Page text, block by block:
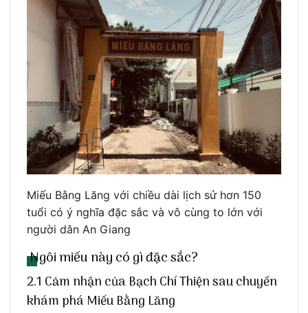
Miếu Bằng Lăng với chiều dài lịch sử hơn 150
tuổi có ý nghĩa đặc sắc và vô cùng to lớn với
người dân An Giang
Ngôi miếu này có gì đặc sắc?
2.1 Cảm nhận của Bạch Chí Thiện sau chuyến
khám phá Miếu Bằng Lăng